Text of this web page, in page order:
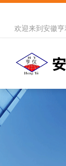
欢迎来到 安徽